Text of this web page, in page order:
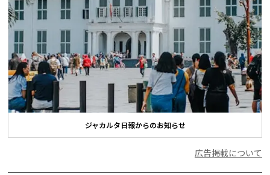
ジャカルタ日報からのお知らせ
広告掲載について